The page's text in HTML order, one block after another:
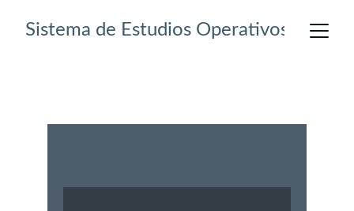
Sistema de Estudios Operativos